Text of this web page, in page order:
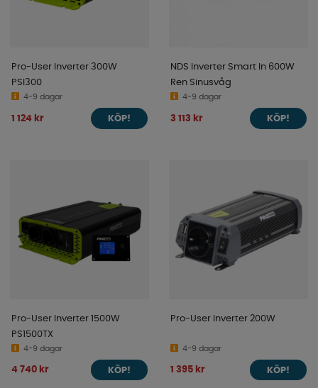
Pro-User Inverter 300W
PSI300
4-9 dagar
1 124 kr KÖP!
NDS Inverter Smart In 600W
Ren Sinusvåg
4-9 dagar
3 113 kr KÖP!
Pro-User Inverter 1500W
PS1500TX
4-9 dagar
4 740 kr KÖP!
Pro-User Inverter 200W
4-9 dagar
1 395 kr KÖP!